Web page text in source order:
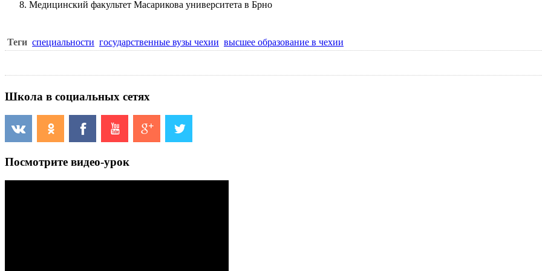
Медицинский факультет Масарикова университета в Брно
Теги специальности государственные вузы чехии высшее образование в чехии
Школа в социальных сетях
Посмотрите видео-урок